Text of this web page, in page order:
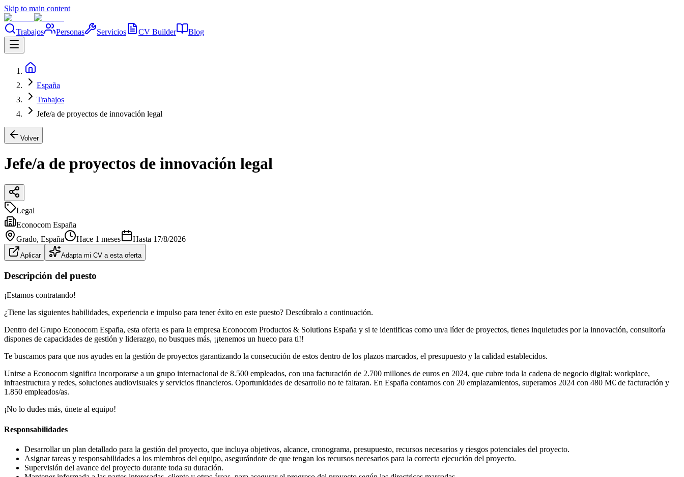
Skip to main content
Trabajos Personas Servicios CV Builder Blog
España
Trabajos
Jefe/a de proyectos de innovación legal
Volver
Jefe/a de proyectos de innovación legal
Legal
Econocom España
Grado, España Hace 1 meses Hasta 17/8/2026
Aplicar Adapta mi CV a esta oferta
Descripción del puesto
¡Estamos contratando!
¿Tiene las siguientes habilidades, experiencia e impulso para tener éxito en este puesto? Descúbralo a continuación.
Dentro del Grupo Econocom España, esta oferta es para la empresa Econocom Productos & Solutions España y si te identificas como un/a líder de proyectos, tienes inquietudes por la innovación, consultoría
dispones de capacidades de gestión y liderazgo, no busques más, ¡¡tenemos un hueco para ti!!
Te buscamos para que nos ayudes en la gestión de proyectos garantizando la consecución de estos dentro de los plazos marcados, el presupuesto y la calidad establecidos.
Unirse a Econocom significa incorporarse a un grupo internacional de 8.500 empleados, con una facturación de 2.700 millones de euros en 2024, que cubre toda la cadena de negocio digital: workplace,
infraestructura y redes, soluciones audiovisuales y servicios financieros. Oportunidades de desarrollo no te faltaran. En España contamos con 20 emplazamientos, superamos 2024 con 480 M€ de facturación y
1.850 empleados/as.
¡No lo dudes más, únete al equipo!
Responsabilidades
Desarrollar un plan detallado para la gestión del proyecto, que incluya objetivos, alcance, cronograma, presupuesto, recursos necesarios y riesgos potenciales del proyecto.
Asignar tareas y responsabilidades a los miembros del equipo, asegurándote de que tengan los recursos necesarios para la correcta ejecución del proyecto.
Supervisión del avance del proyecto durante toda su duración.